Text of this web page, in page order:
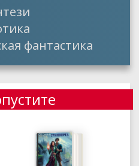
фантастика